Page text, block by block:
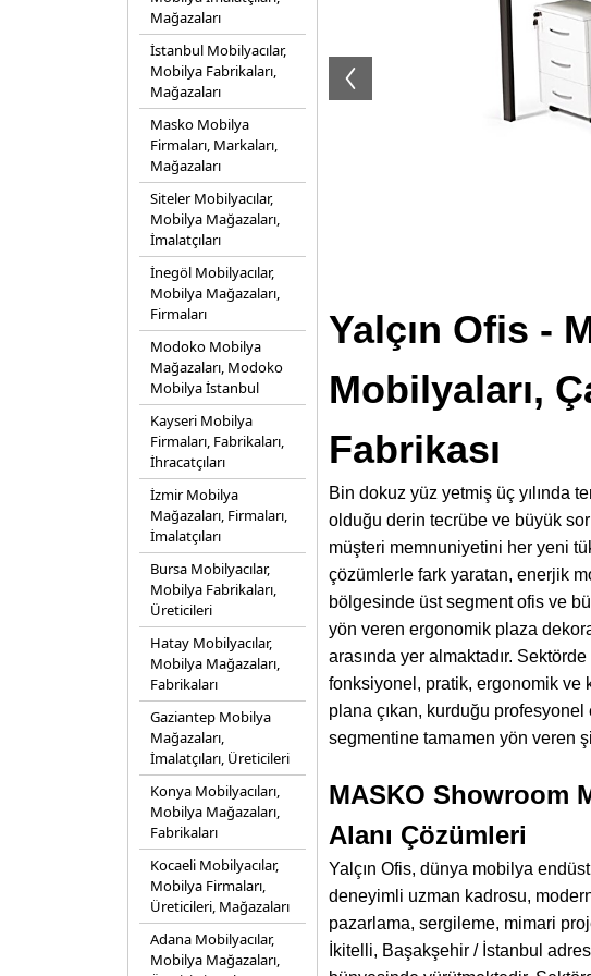
Mağazaları
İstanbul Mobilyacılar,
Mobilya Fabrikaları,
Mağazaları
Masko Mobilya
Firmaları, Markaları,
Mağazaları
Siteler Mobilyacılar,
Mobilya Mağazaları,
İmalatçıları
İnegöl Mobilyacılar,
Mobilya Mağazaları,
Firmaları
Modoko Mobilya
Mağazaları, Modoko
Mobilya İstanbul
Kayseri Mobilya
Firmaları, Fabrikaları,
İhracatçıları
İzmir Mobilya
Mağazaları, Firmaları,
İmalatçıları
Bursa Mobilyacılar,
Mobilya Fabrikaları,
Üreticileri
Hatay Mobilyacılar,
Mobilya Mağazaları,
Fabrikaları
Gaziantep Mobilya
Mağazaları,
İmalatçıları, Üreticileri
Konya Mobilyacıları,
Mobilya Mağazaları,
Fabrikaları
Kocaeli Mobilyacılar,
Mobilya Firmaları,
Üreticileri, Mağazaları
Adana Mobilyacılar,
Mobilya Mağazaları,
Yalçın Ofis -
Mobilyaları,
Fabrikası
Bin dokuz yüz yetmiş üç yılında
olduğu derin tecrübe ve büyük
müşteri memnuniyetini her yeni
çözümlerle fark yaratan, enerjik
bölgesinde üst segment ofis ve
yön veren ergonomik plaza
arasında yer almaktadır.
fonksiyonel, pratik, ergonomik ve
plana çıkan, kurduğu profesyonel
segmentine tamamen yön veren
MASKO Showroom
Alanı Çözümleri
Yalçın Ofis, dünya mobilya
deneyimli uzman kadrosu,
pazarlama, sergileme, mimari
İkitelli, Başakşehir / İstanbul